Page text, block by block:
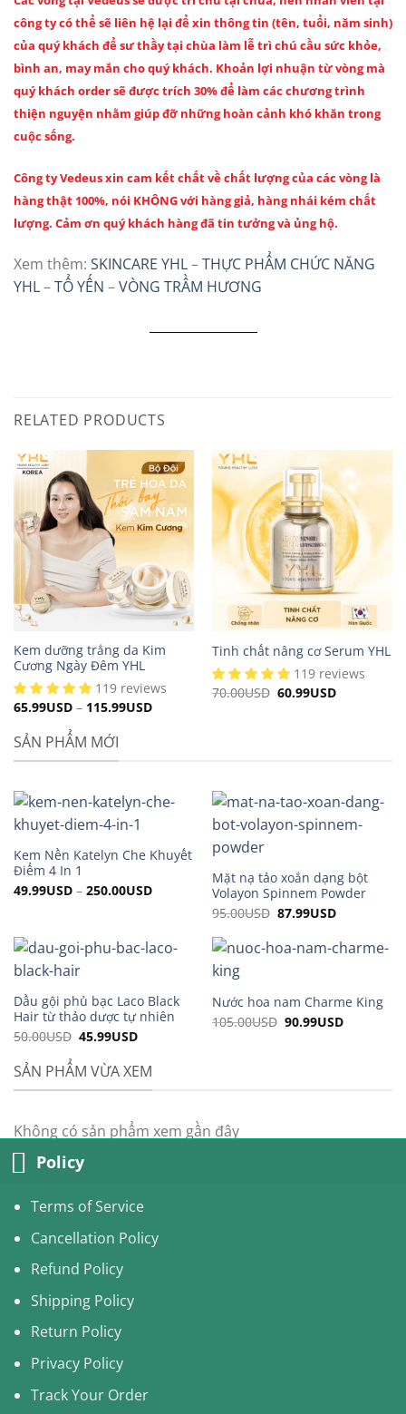
công ty có thể sẽ liên hệ lại để xin thông tin (tên, tuổi, năm sinh)
của quý khách để sư thầy tại chùa làm lễ trì chú cầu sức khỏe,
bình an, may mắn cho quý khách. Khoản lợi nhuận từ vòng mà
quý khách order sẽ được trích 30% để làm các chương trình
thiện nguyện nhằm giúp đỡ những hoàn cảnh khó khăn trong
cuộc sống.
Công ty Vedeus xin cam kết chất về chất lượng của các vòng là
hàng thật 100%, nói KHÔNG với hàng giả, hàng nhái kém chất
lượng. Cảm ơn quý khách hàng đã tin tưởng và ủng hộ.
Xem thêm: SKINCARE YHL–THỰC PHẨM CHỨC NĂNG
YHL–TỔ YẾN –VÒNG TRẦM HƯƠNG
RELATED PRODUCTS
Kem dưỡng trắng da Kim
Cương Ngày Đêm YHL
119 reviews
65.99USD– 115.99USD
Tinh chất nâng cơ Serum YHL
119 reviews
70.00USD Original
60.99USDCurrent
SẢN PHẨM MỚI
Kem Nền Katelyn Che Khuyết
Điểm 4 In 1
49.99USD– 250.00USD
Mặt nạ tảo xoắn dạng bột
Volayon Spinnem Powder
95.00USD Original
95.00USD.
87.99USDCurrent
87.99USD.
Dầu gội phủ bạc Laco Black
Hair từ thảo dược tự nhiên
50.00USD Original
was:
50.00USD.
45.99USDCurrent
45.99USD.
Nước hoa nam Charme King
105.00USD Original
90.99USDCurrent
SẢN PHẨM VỪA XEM
Không có sản phẩm xem gần đây
Policy
Terms of Service
Cancellation Policy
Refund Policy
Shipping Policy
Return Policy
Privacy Policy
Track Your Order